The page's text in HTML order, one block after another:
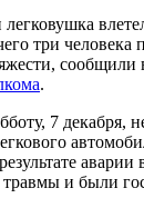
три
сообщили
.
7 декабря,
аварии
и были